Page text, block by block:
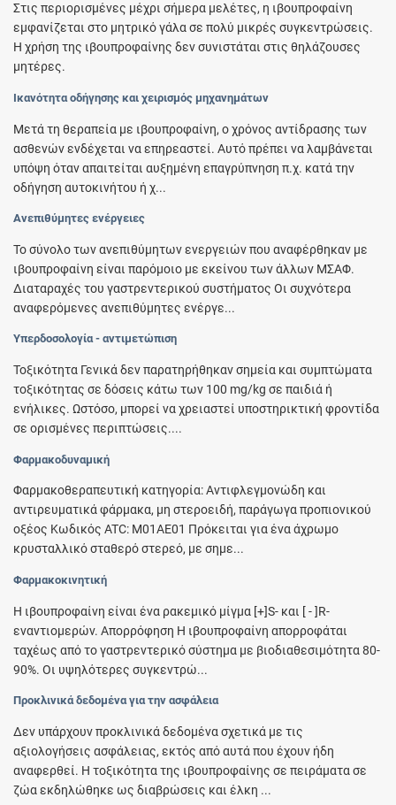
Στις περιορισμένες μέχρι σήμερα μελέτες, η ιβουπροφαίνη
εμφανίζεται στο μητρικό γάλα σε πολύ μικρές συγκεντρώσεις.
Η χρήση της ιβουπροφαίνης δεν συνιστάται στις θηλάζουσες
μητέρες.
Ικανότητα οδήγησης και χειρισμός μηχανημάτων
Μετά τη θεραπεία με ιβουπροφαίνη, ο χρόνος αντίδρασης των
ασθενών ενδέχεται να επηρεαστεί. Αυτό πρέπει να λαμβάνεται
υπόψη όταν απαιτείται αυξημένη επαγρύπνηση π.χ. κατά την
οδήγηση αυτοκινήτου ή χ...
Ανεπιθύμητες ενέργειες
Το σύνολο των ανεπιθύμητων ενεργειών που αναφέρθηκαν με
ιβουπροφαίνη είναι παρόμοιο με εκείνου των άλλων ΜΣΑΦ.
Διαταραχές του γαστρεντερικού συστήματος Οι συχνότερα
αναφερόμενες ανεπιθύμητες ενέργε...
Υπερδοσολογία - αντιμετώπιση
Τοξικότητα Γενικά δεν παρατηρήθηκαν σημεία και συμπτώματα
τοξικότητας σε δόσεις κάτω των 100 mg/kg σε παιδιά ή
ενήλικες. Ωστόσο, μπορεί να χρειαστεί υποστηρικτική φροντίδα
σε ορισμένες περιπτώσεις....
Φαρμακοδυναμική
Φαρμακοθεραπευτική κατηγορία: Αντιφλεγμονώδη και
αντιρευματικά φάρμακα, μη στεροειδή, παράγωγα προπιονικού
οξέος Κωδικός ATC: M01AE01 Πρόκειται για ένα άχρωμο
κρυσταλλικό σταθερό στερεό, με σημε...
Φαρμακοκινητική
H ιβουπροφαίνη είναι ένα ρακεμικό μίγμα [+]S- και [ - ]R-
εναντιομερών. Απορρόφηση Η ιβουπροφαίνη απορροφάται
ταχέως από το γαστρεντερικό σύστημα με βιοδιαθεσιμότητα 80-
90%. Οι υψηλότερες συγκεντρώ...
Προκλινικά δεδομένα για την ασφάλεια
Δεν υπάρχουν προκλινικά δεδομένα σχετικά με τις
αξιολογήσεις ασφάλειας, εκτός από αυτά που έχουν ήδη
αναφερθεί. Η τοξικότητα της ιβουπροφαίνης σε πειράματα σε
ζώα εκδηλώθηκε ως διαβρώσεις και έλκη ...